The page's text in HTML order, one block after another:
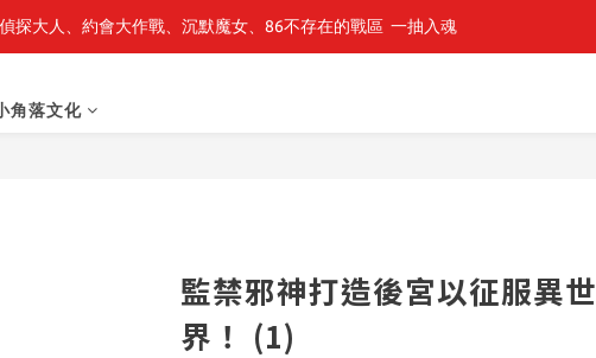
🔥「全知讀者視角」 周邊商品
探大人、約會大作戰、沉默魔女、86不存在的戰區  一抽入魂
角落文化
監禁邪神打造後宮以征服異世
界！ (1)